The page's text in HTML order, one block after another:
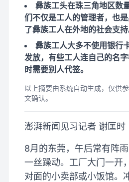
彝族工头在珠三角地区数
们不仅是工人的管理者，也
了彝族工人在外地的社会支持
彝族工人大多不使用银行
发放，有些工人连自己的名
时需要别人代签。
以上摘要由系统自动生成，仅供
文确认。
澎湃新闻见习记者 谢匡时
8月的东莞，午后常有阵
一丝躁动。工厂大门一开
对面的小卖部或小饭馆。